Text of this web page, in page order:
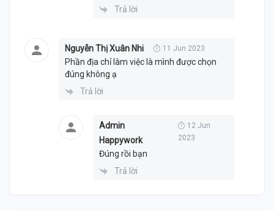
Trả lời
Nguyễn Thị Xuân Nhi 11 Jun 2023
Phần địa chỉ làm việc là mình được chọn
đúng không ạ
Trả lời
Admin
Happywork
12 Jun
2023
Đúng rồi bạn
Trả lời